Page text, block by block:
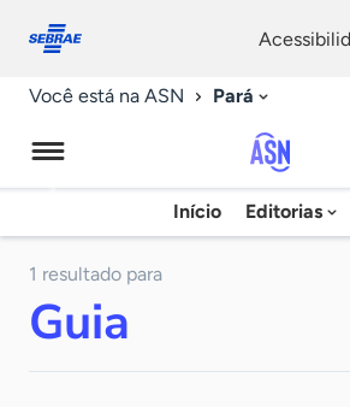
conosco
Você está na ASN Pará
Início Editorias
1 resultado para
Guia